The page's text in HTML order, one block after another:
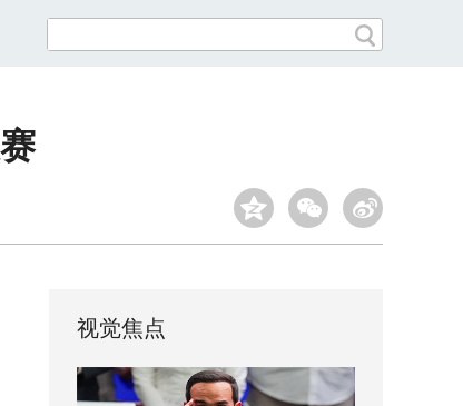
视觉焦点